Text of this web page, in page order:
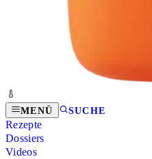
MENÜ SUCHE
Rezepte
Dossiers
Videos